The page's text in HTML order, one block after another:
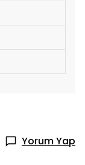
Yorum Yap